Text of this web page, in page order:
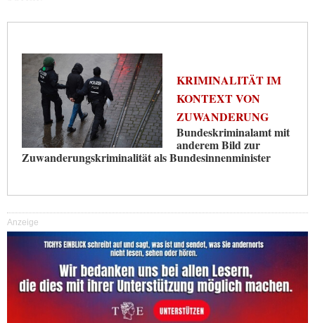
KRIMINALITÄT IM
KONTEXT VON
ZUWANDERUNG
Bundeskriminalamt mit
anderem Bild zur
Zuwanderungskriminalität als Bundesinnenminister
Anzeige